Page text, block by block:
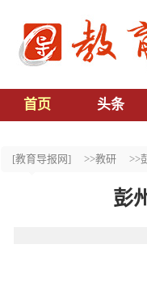
首页 头条
[教育导报网] >>教研 >>
彭